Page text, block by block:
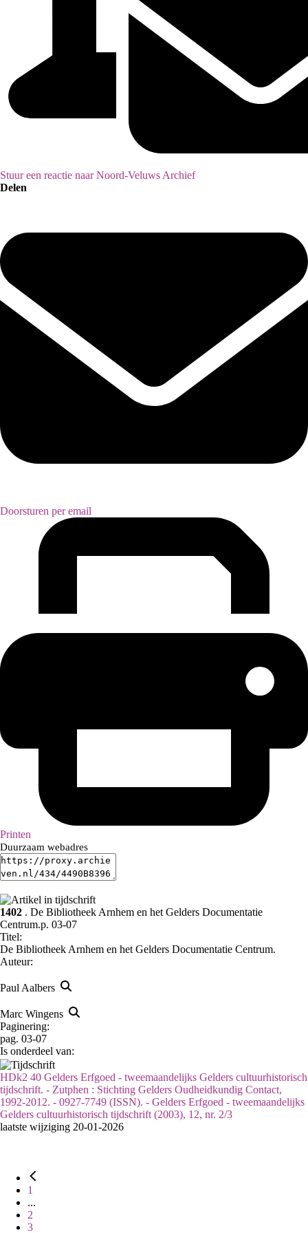
Stuur een reactie naar Noord-Veluws Archief
Delen
Doorsturen per email
Printen
Duurzaam webadres
1402 . De Bibliotheek Arnhem en het Gelders Documentatie
Centrum.p. 03-07
Titel:
De Bibliotheek Arnhem en het Gelders Documentatie Centrum.
Auteur:
Paul Aalbers
Marc Wingens
Paginering:
pag. 03-07
Is onderdeel van:
HDk2 40 Gelders Erfgoed - tweemaandelijks Gelders cultuurhistorisch
tijdschrift. - Zutphen : Stichting Gelders Oudheidkundig Contact,
1992-2012. - 0927-7749 (ISSN). - Gelders Erfgoed - tweemaandelijks
Gelders cultuurhistorisch tijdschrift (2003), 12, nr. 2/3
laatste wijziging 20-01-2026
1
...
2
3